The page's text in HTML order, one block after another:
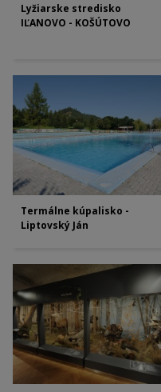
Lyžiarske stredisko
IĽANOVO - KOŠÚTOVO
Termálne kúpalisko -
Liptovský Ján